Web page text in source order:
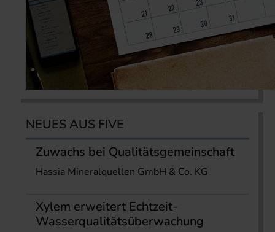
NEUES AUS FIVE
Zuwachs bei Qualitätsgemeinschaft
Hassia Mineralquellen GmbH & Co. KG
Xylem erweitert Echtzeit-
Wasserqualitätsüberwachung